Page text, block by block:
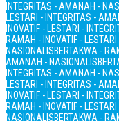
INTEGRITAS - AMANAH -
LESTARI - INTEGRITAS -
INOVATIF - LESTARI -
RAMAH - INOVATIF -
NASIONALISBERTAKWA -
AMANAH - NASIONALIS
INTEGRITAS - AMANAH -
LESTARI - INTEGRITAS -
INOVATIF - LESTARI -
RAMAH - INOVATIF -
NASIONALISBERTAKWA -